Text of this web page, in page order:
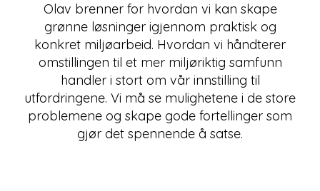
Olav brenner for hvordan vi kan skape
grønne løsninger igjennom praktisk og
konkret miljøarbeid. Hvordan vi håndterer
omstillingen til et mer miljøriktig samfunn
handler i stort om vår innstilling til
utfordringene. Vi må se mulighetene i de store
problemene og skape gode fortellinger som
gjør det spennende å satse.